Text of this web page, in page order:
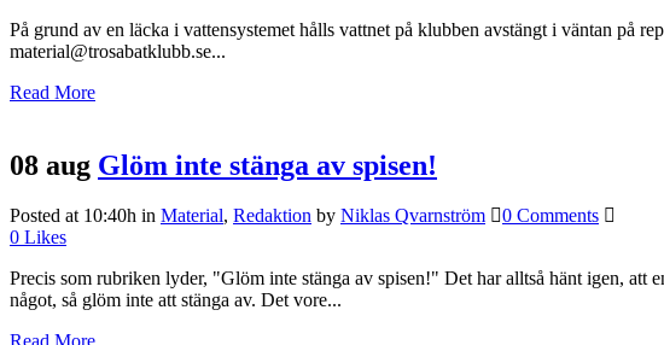
På grund av en läcka i vattensystemet hålls vattnet på klubben avstängt i väntan på
material@trosabatklubb.se...
Read More
08 aug Glöm inte stänga av spisen!
Posted at 10:40h in Material, Redaktion by Niklas Qvarnström
0 Comments
0 Likes
Precis som rubriken lyder, "Glöm inte stänga av spisen!" Det har alltså hänt igen, att
något, så glöm inte att stänga av. Det vore...